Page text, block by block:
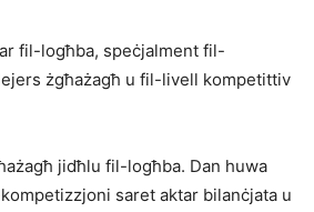
fil-logħba, speċjalment fil-
żgħażagħ u fil-livell kompetittiv
jidħlu fil-logħba. Dan huwa
saret aktar bilanċjata u